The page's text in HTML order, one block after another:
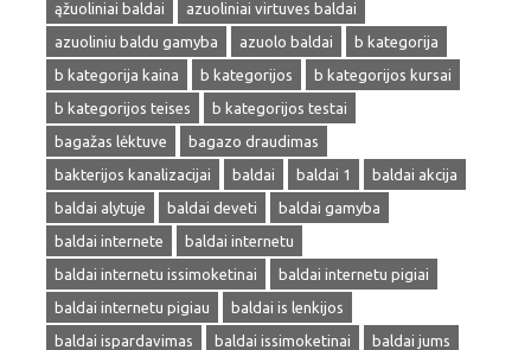
ąžuoliniai baldai
azuoliniai virtuves baldai
azuoliniu baldu gamyba
azuolo baldai
b kategorija
b kategorija kaina
b kategorijos
b kategorijos kursai
b kategorijos teises
b kategorijos testai
bagažas lėktuve
bagazo draudimas
bakterijos kanalizacijai
baldai baldai 1
baldai akcija
baldai alytuje
baldai deveti
baldai gamyba
baldai internete
baldai internetu
baldai internetu issimoketinai
baldai internetu pigiai
baldai internetu pigiau
baldai is lenkijos
baldai ispardavimas
baldai issimoketinai
baldai jums